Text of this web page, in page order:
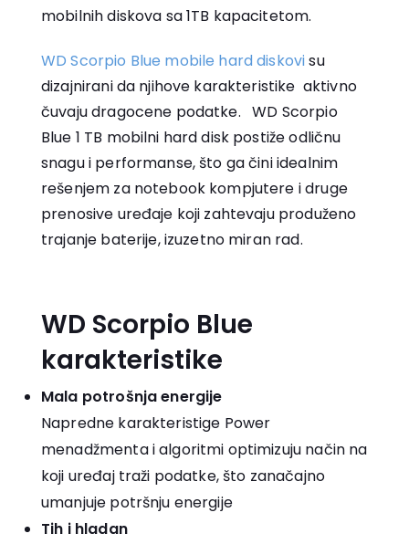
mobilnih diskova sa 1TB kapacitetom.
WD Scorpio Blue mobile hard diskovisu
dizajnirani da njihove karakteristike aktivno
čuvaju dragocene podatke. WD Scorpio
Blue 1 TB mobilni hard disk postiže odličnu
snagu i performanse, što ga čini idealnim
rešenjem za notebook kompjutere i druge
prenosive uređaje koji zahtevaju produženo
trajanje baterije, izuzetno miran rad.
WD Scorpio Blue
karakteristike
Mala potrošnja energije
Napredne karakteristige Power
menadžmenta i algoritmi optimizuju način na
koji uređaj traži podatke, što zanačajno
umanjuje potršnju energije
Tih i hladan